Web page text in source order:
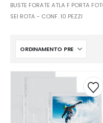
BUSTE FORATE ATLA F PORTA
SEI ROTA - CONF. 10 PEZZI